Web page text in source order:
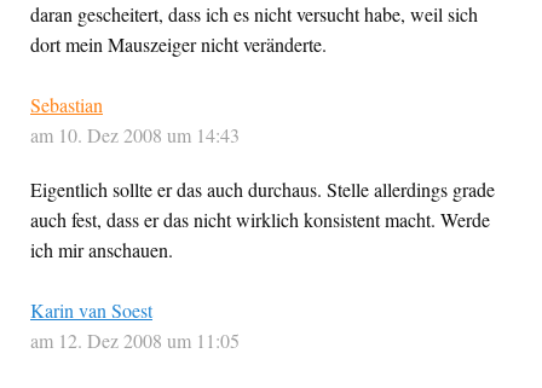
daran gescheitert, dass ich es nicht versucht habe, weil sich
dort mein Mauszeiger nicht veränderte.
Sebastian
am 10. Dez 2008 um 14:43
Eigentlich sollte er das auch durchaus. Stelle allerdings grade
auch fest, dass er das nicht wirklich konsistent macht. Werde
ich mir anschauen.
Karin van Soest
am 12. Dez 2008 um 11:05